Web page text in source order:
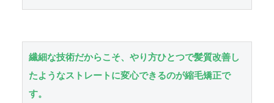
繊細な技術だからこそ、やり方ひとつで髪質改善し
たようなストレートに変心できるのが縮毛矯正で
す。